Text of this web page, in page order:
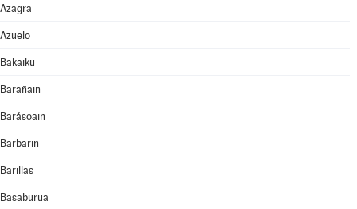
Azagra
Azuelo
Bakaiku
Barañain
Barásoain
Barbarin
Barillas
Basaburua